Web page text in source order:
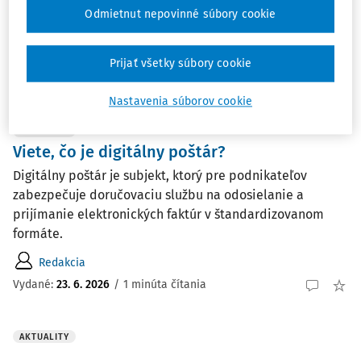
odklad či splátky. Ide o konečný termín bez možnosti
Vydané:25. 6. 2026 / 1 minúta čítania
Viete, čo je digitálny poštár?
Digitálny poštár je subjekt, ktorý pre podnikateľov
zabezpečuje doručovaciu službu na odosielanie a
prijímanie elektronických faktúr v štandardizovanom
formáte.
Redakcia
Vydané: 23. 6. 2026 / 1 minúta čítania
AKTUALITY
Nastavenia súborov cookie
Odmietnut nepovinné súbory cookie
Prijať všetky súbory cookie